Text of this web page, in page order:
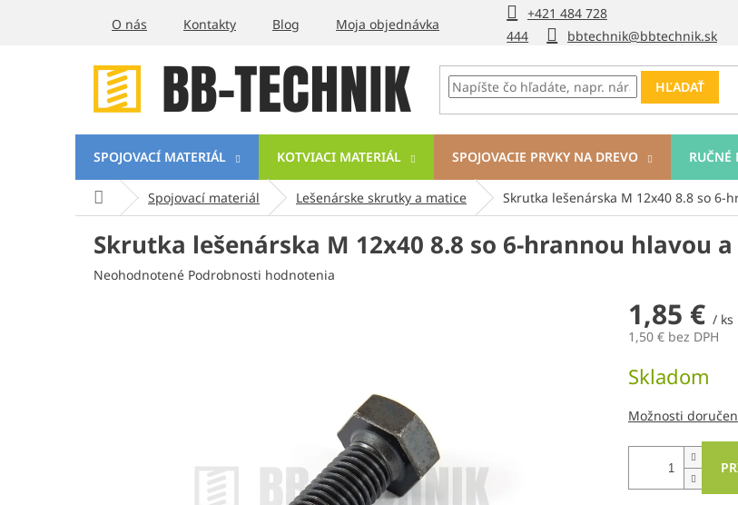
+421 484 728
444
bbtechnik@bbtechnik.sk
O nás Kontakty Blog Moja objednávka
HĽADAŤ
SPOJOVACÍ MATERIÁL KOTVIACI MATERIÁL SPOJOVACIE PRVKY NA DREVO RUČNÉ
DomovSpojovací materiál Lešenárske skrutky a matice Skrutka lešenárska M 12x40 8.8 so 6-
Skrutka lešenárska M 12x40 8.8 so 6-hrannou hlavou
Priemerné
Neohodnotené Podrobnosti hodnotenia
1,85 € / ks
1,50 € bez DPH
cena:
Skladom
Možnosti